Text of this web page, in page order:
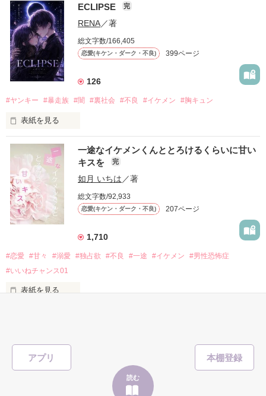
アプリ
読む
「好きだったから、別れを選んだ。」
モテる人を好きになるのが怖かった。
だから私は、中学時代に大好きだった彼を自分から振った。
もう会うことはないと思っていたのに、
高校生になって再会した彼は、隣の学校で”王子様”と呼ばれる
他の女の子には冷たいのに
私にだけ昔と変わらない笑顔を向けてくる。
「澪ちゃん。」
それは止まっていた恋が再び動き始める合図──。
✨.ﾟ･*..☆.｡.:*✨.☆.｡.:. *:ﾟ✨.ﾟ･*..☆.｡.:*✨
冴木澪-SaekiMio
✨.ﾟ･*..☆.｡.:*✨.☆.｡.:. *:ﾟ✨.ﾟ･*..☆.｡.:*✨
そして光を巡ってライバルも登場！？
ECLIPSE 完
RENA／著
総文字数/166,405
恋愛(キケン・ダーク・不良) 399ページ
126
#ヤンキー #暴走族 #闇 #裏社会 #不良 #イケメン #胸キュン
表紙を見る
表紙画像はAIです
作品を読む
一途なイケメンくんととろけるくらいに甘い
キスを
完
如月 いちは ／著
総文字数/92,933
恋愛(キケン・ダーク・不良) 207ページ
1,710
#恋愛 #甘々 #溺愛 #独占欲 #不良 #一途 #イケメン
#男性恐怖症
#いいねチャンス01
表紙を見る
「瑠莉に一目惚れしたんだよ……悪いかよ」